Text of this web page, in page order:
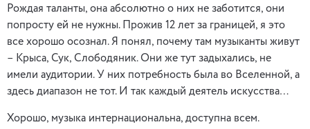
Рождая таланты, она абсолютно о них не заботится, они
попросту ей не нужны. Прожив 12 лет за границей, я это
все хорошо осознал. Я понял, почему там музыканты живут
– Крыса, Сук, Слободяник. Они же тут задыхались, не
имели аудитории. У них потребность была во Вселенной, а
здесь диапазон не тот. И так каждый деятель искусства…
Хорошо, музыка интернациональна, доступна всем.